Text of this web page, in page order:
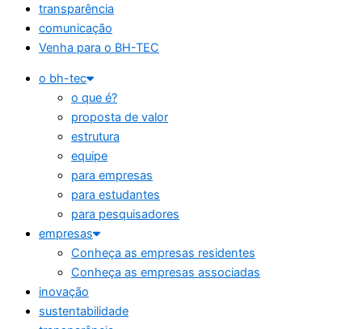
transparência
comunicação
Venha para o BH-TEC
o bh-tec
o que é?
proposta de valor
estrutura
equipe
para empresas
para estudantes
para pesquisadores
empresas
Conheça as empresas residentes
Conheça as empresas associadas
inovação
sustentabilidade